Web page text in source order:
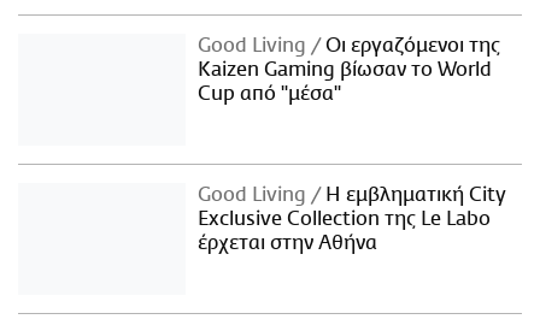
Good Living
Οι εργαζόμενοι της
Kaizen Gaming βίωσαν το World
Cup από "μέσα"
Good Living
Η εμβληματική City
Exclusive Collection της Le Labo
έρχεται στην Αθήνα